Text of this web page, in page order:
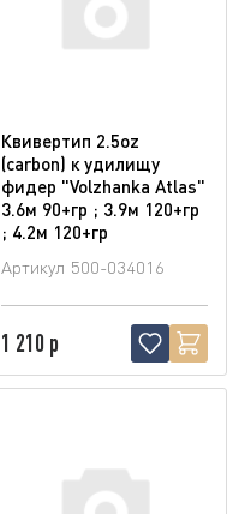
Квивертип 2.5oz
(carbon) к удилищу
фидер "Volzhanka Atlas"
3.6м 90+гр ; 3.9м 120+гр
; 4.2м 120+гр
Артикул 500-034016
1 210 р